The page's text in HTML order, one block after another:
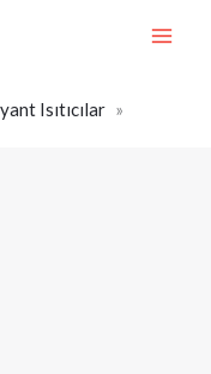
Isıtıcılar